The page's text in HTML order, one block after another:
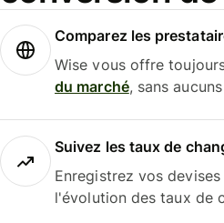
Comparez les
Wise vous offre
du marché, sans
Suivez les taux de
Enregistrez vos
l'évolution des taux de